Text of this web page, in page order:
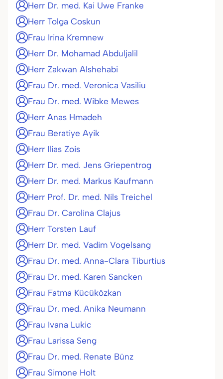
Herr Dr. med. Kai Uwe Franke
Herr Tolga Coskun
Frau Irina Kremnew
Herr Dr. Mohamad Abduljalil
Herr Zakwan Alshehabi
Frau Dr. med. Veronica Vasiliu
Frau Dr. med. Wibke Mewes
Herr Anas Hmadeh
Frau Beratiye Ayik
Herr Ilias Zois
Herr Dr. med. Jens Griepentrog
Herr Dr. med. Markus Kaufmann
Herr Prof. Dr. med. Nils Treichel
Frau Dr. Carolina Clajus
Herr Torsten Lauf
Herr Dr. med. Vadim Vogelsang
Frau Dr. med. Anna-Clara Tiburtius
Frau Dr. med. Karen Sancken
Frau Fatma Kücüközkan
Frau Dr. med. Anika Neumann
Frau Ivana Lukic
Frau Larissa Seng
Frau Dr. med. Renate Bünz
Frau Simone Holt